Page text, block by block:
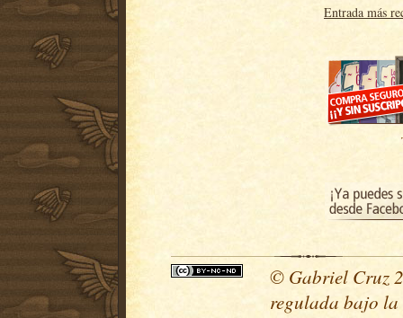
Entrada más
© Gabriel Cruz
regulada bajo la